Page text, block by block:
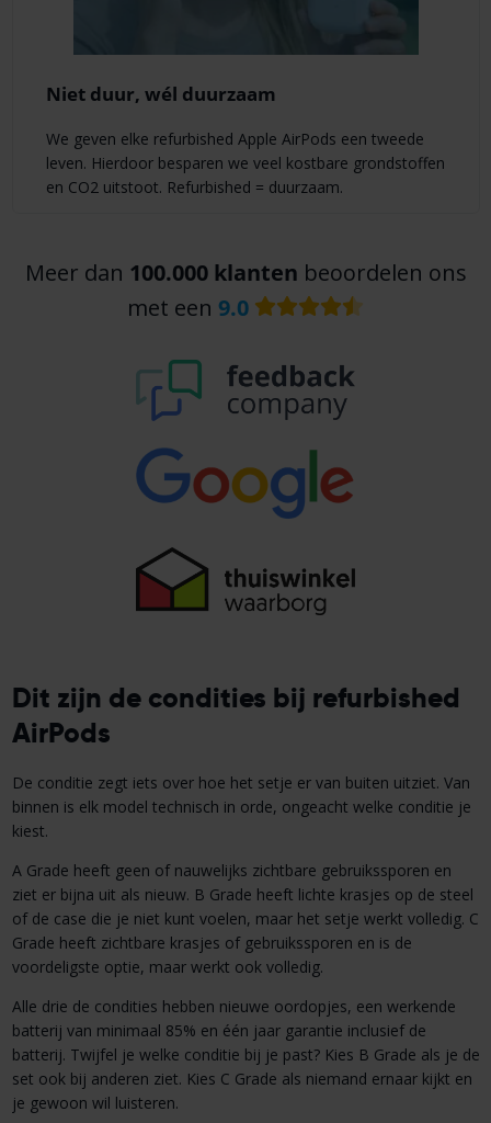
Niet duur, wél duurzaam
We geven elke refurbished Apple AirPods een tweede
leven. Hierdoor besparen we veel kostbare grondstoffen
en CO2 uitstoot. Refurbished = duurzaam.
Meer dan 100.000 klanten beoordelen ons
met een 9.0
Dit zijn de condities bij refurbished
AirPods
De conditie zegt iets over hoe het setje er van buiten uitziet. Van
binnen is elk model technisch in orde, ongeacht welke conditie je
kiest.
A Grade heeft geen of nauwelijks zichtbare gebruikssporen en
ziet er bijna uit als nieuw. B Grade heeft lichte krasjes op de steel
of de case die je niet kunt voelen, maar het setje werkt volledig. C
Grade heeft zichtbare krasjes of gebruikssporen en is de
voordeligste optie, maar werkt ook volledig.
Alle drie de condities hebben nieuwe oordopjes, een werkende
batterij van minimaal 85% en één jaar garantie inclusief de
batterij. Twijfel je welke conditie bij je past? Kies B Grade als je de
set ook bij anderen ziet. Kies C Grade als niemand ernaar kijkt en
je gewoon wil luisteren.